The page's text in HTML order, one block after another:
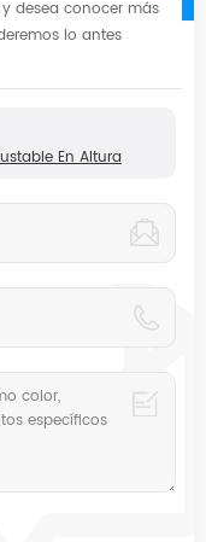
desea conocer más
lo antes
En Altura